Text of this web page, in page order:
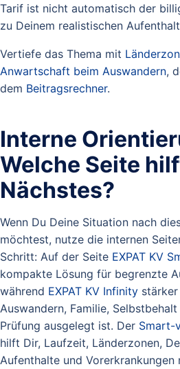
Tarif ist nicht automatisch der
zu Deinem realistischen
Vertiefe das Thema mit
Anwartschaft beim Auswandern,
dem Beitragsrechner.
Interne
Welche Seite
Nächstes?
Wenn Du Deine Situation nach
möchtest, nutze die internen
Schritt: Auf der Seite EXPAT KV
kompakte Lösung für begrenzte
während EXPAT KV Infinity
Auswandern, Familie,
Prüfung ausgelegt ist. Der Smart-
hilft Dir, Laufzeit, Länderzonen,
Aufenthalte und Vorerkrankungen